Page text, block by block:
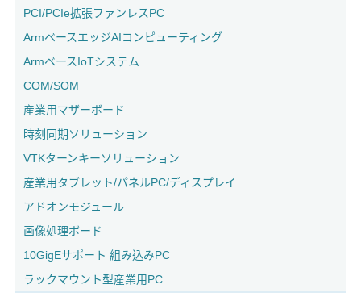
PCI/PCIe拡張ファンレスPC
ArmベースエッジAIコンピューティング
ArmベースIoTシステム
COM/SOM
産業用マザーボード
時刻同期ソリューション
VTKターンキーソリューション
産業用タブレット/パネルPC/ディスプレイ
アドオンモジュール
画像処理ボード
10GigEサポート 組み込みPC
ラックマウント型産業用PC